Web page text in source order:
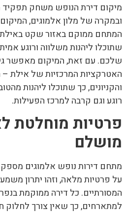
מיקום דירת הנופש משחק תפקיד
ובמקרה של מלון אלמוגים,
המתחם ממוקם באזור שקט
שתוכלו ליהנות משלווה ורוגע
שלכם. עם זאת, המיקום מאפשר
האטרקציות המרכזיות של אילת
והקניונים, כך שתוכלו ליהנות
רוגע וגם קרבה למרכז הפעילות.
פרטיות מוחלטת
מושלם
מתחם דירות נופש אלמוגים מספק
על פרטיות מלאה, וזהו יתרון
המסורתיים. כל דירה ממוקמת
למתארחים, כך שאין צורך לחלוק